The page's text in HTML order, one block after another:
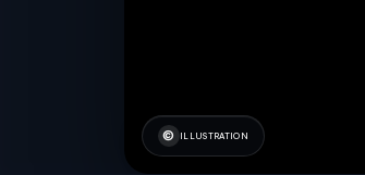
ILLUSTRATION